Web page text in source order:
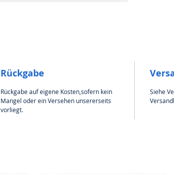
Rückgabe
Rückgabe auf eigene Kosten,sofern kein
Mangel oder ein Versehen unsererseits
vorliegt.
Siehe